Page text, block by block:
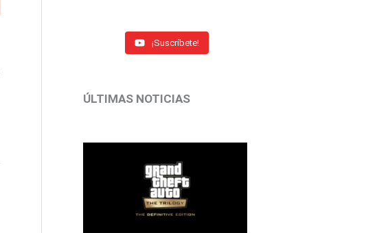
¡Suscríbete!
ÚLTIMAS NOTICIAS